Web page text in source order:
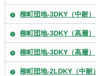
柳町団地-3DKY（中耐）
柳町団地-3DKY（高層）
柳町団地-3DKY（高層）
柳町団地-2LDKY（中耐）